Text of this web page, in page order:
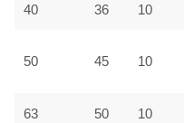
40 36 10
50 45 10
63 50 10